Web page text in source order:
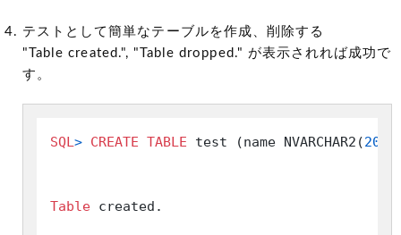
テストとして簡単なテーブルを作成、削除する
"Table created.", "Table dropped." が表示されれば成功で
す。
SQL> CREATE TABLE test (name NVARCHAR2(20
Table created.